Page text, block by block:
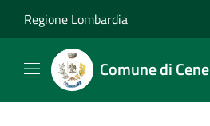
Regione Lombardia
Comune di Cene